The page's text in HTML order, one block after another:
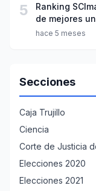
5
Ranking
de mejores
hace 5 meses
Secciones
Caja Trujillo
Ciencia
Corte de Justicia
Elecciones 2020
Elecciones 2021